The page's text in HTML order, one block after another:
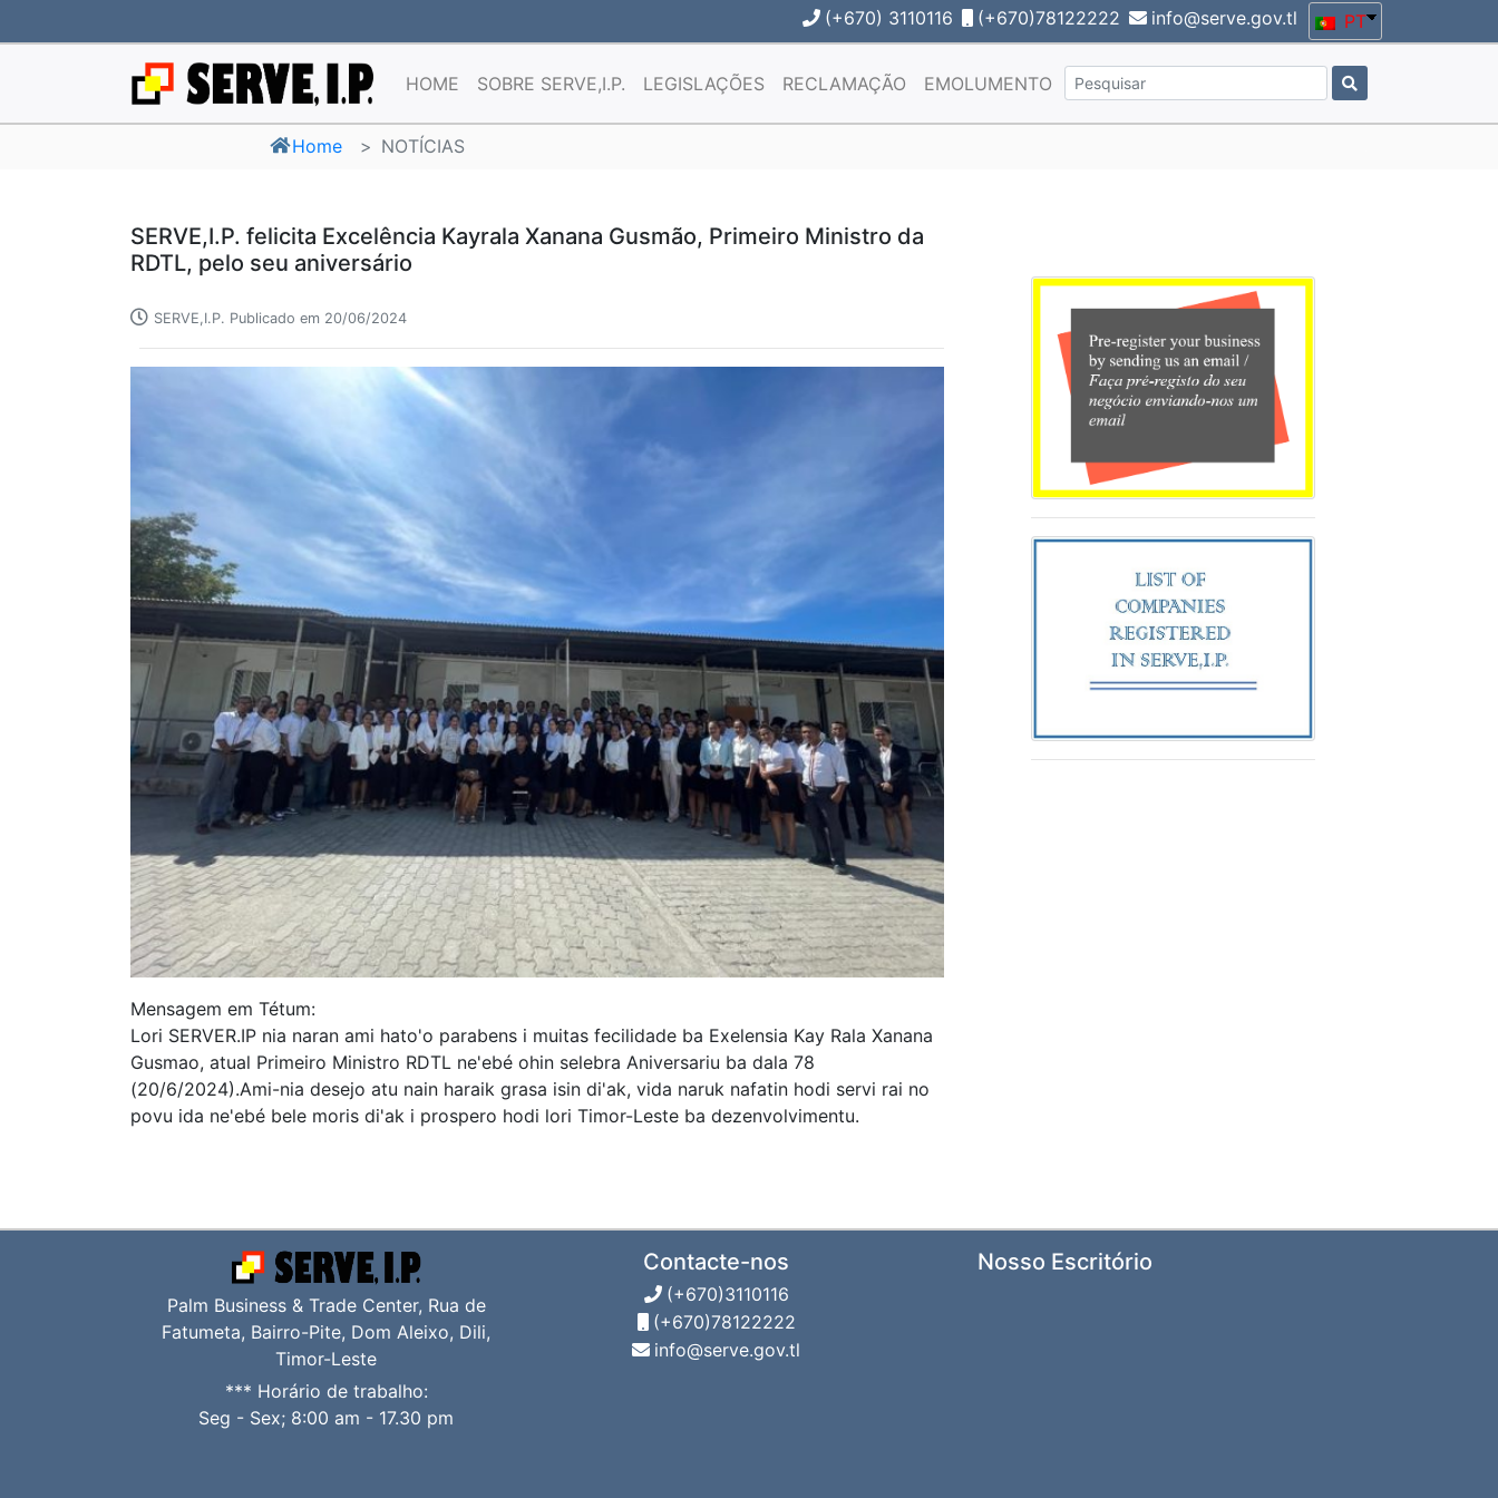
(+670) 3110116 (+670)78122222 info@serve.gov.tl PT
HOME SOBRE SERVE,I.P. LEGISLAÇÕES RECLAMAÇÃO EMOLUMENTO
Home NOTÍCIAS
SERVE,I.P. felicita Excelência Kayrala Xanana Gusmão, Primeiro Ministro da
RDTL, pelo seu aniversário
SERVE,I.P. Publicado em 20/06/2024
Mensagem em Tétum:
Lori SERVER.IP nia naran ami hato'o parabens i muitas fecilidade ba Exelensia Kay Rala Xanana
Gusmao, atual Primeiro Ministro RDTL ne'ebé ohin selebra Aniversariu ba dala 78
(20/6/2024).Ami-nia desejo atu nain haraik grasa isin di'ak, vida naruk nafatin hodi servi rai no
povu ida ne'ebé bele moris di'ak i prospero hodi lori Timor-Leste ba dezenvolvimentu.
Palm Business & Trade Center, Rua de
Fatumeta, Bairro-Pite, Dom Aleixo, Dili,
Timor-Leste
*** Horário de trabalho:
Seg - Sex; 8:00 am - 17.30 pm
Contacte-nos
(+670)3110116
(+670)78122222
info@serve.gov.tl
Nosso Escritório